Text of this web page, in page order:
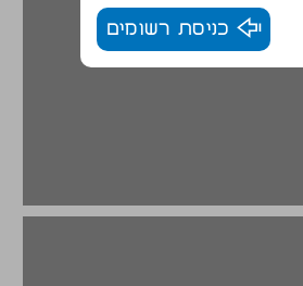
כניסת רשומים